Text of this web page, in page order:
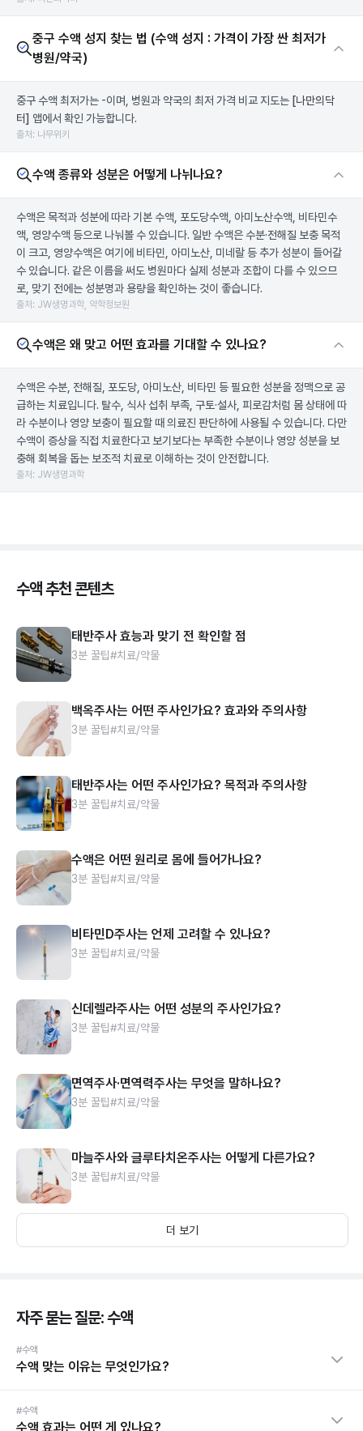
중구 수액 성지 찾는 법 (수액 성지 : 가격이 가장 싼 최저가
병원/약국)
중구 수액 최저가는 -이며, 병원과 약국의 최저 가격 비교 지도는 [나만의닥
터] 앱에서 확인 가능합니다.
출처: 나무위키
수액 종류와 성분은 어떻게 나뉘나요?
수액은 목적과 성분에 따라 기본 수액, 포도당수액, 아미노산수액, 비타민수
액, 영양수액 등으로 나눠볼 수 있습니다. 일반 수액은 수분·전해질 보충 목적
이 크고, 영양수액은 여기에 비타민, 아미노산, 미네랄 등 추가 성분이 들어갈
수 있습니다. 같은 이름을 써도 병원마다 실제 성분과 조합이 다를 수 있으므
로, 맞기 전에는 성분명과 용량을 확인하는 것이 좋습니다.
출처: JW생명과학, 약학정보원
수액은 왜 맞고 어떤 효과를 기대할 수 있나요?
수액은 수분, 전해질, 포도당, 아미노산, 비타민 등 필요한 성분을 정맥으로 공
급하는 치료입니다. 탈수, 식사 섭취 부족, 구토·설사, 피로감처럼 몸 상태에 따
라 수분이나 영양 보충이 필요할 때 의료진 판단하에 사용될 수 있습니다. 다만
수액이 증상을 직접 치료한다고 보기보다는 부족한 수분이나 영양 성분을 보
충해 회복을 돕는 보조적 치료로 이해하는 것이 안전합니다.
출처: JW생명과학
수액 추천 콘텐츠
태반주사 효능과 맞기 전 확인할 점
3분 꿀팁#치료/약물
백옥주사는 어떤 주사인가요? 효과와 주의사항
3분 꿀팁#치료/약물
태반주사는 어떤 주사인가요? 목적과 주의사항
3분 꿀팁#치료/약물
수액은 어떤 원리로 몸에 들어가나요?
3분 꿀팁#치료/약물
비타민D주사는 언제 고려할 수 있나요?
3분 꿀팁#치료/약물
신데렐라주사는 어떤 성분의 주사인가요?
3분 꿀팁#치료/약물
면역주사·면역력주사는 무엇을 말하나요?
3분 꿀팁#치료/약물
마늘주사와 글루타치온주사는 어떻게 다른가요?
3분 꿀팁#치료/약물
더 보기
자주 묻는 질문: 수액
#수액
수액 맞는 이유는 무엇인가요?
#수액
수액 효과는 어떤 게 있나요?